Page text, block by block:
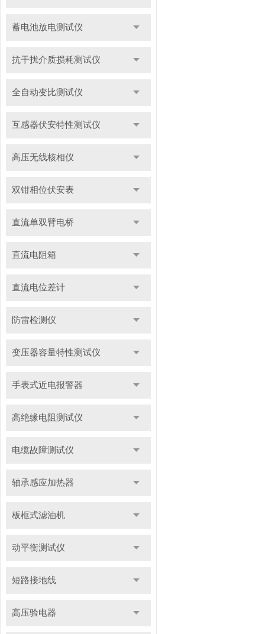
蓄电池放电测试仪
抗干扰介质损耗测试仪
全自动变比测试仪
互感器伏安特性测试仪
高压无线核相仪
双钳相位伏安表
直流单双臂电桥
直流电阻箱
直流电位差计
防雷检测仪
变压器容量特性测试仪
手表式近电报警器
高绝缘电阻测试仪
电缆故障测试仪
轴承感应加热器
板框式滤油机
动平衡测试仪
短路接地线
高压验电器